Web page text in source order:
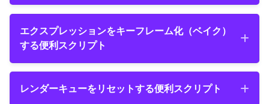
スを表示できる便利スクリプト
エクスプレッションをキーフレーム化（ベイク）
する便利スクリプト
ク）する便利スクリプト
レンダーキューをリセットする便利スクリプト